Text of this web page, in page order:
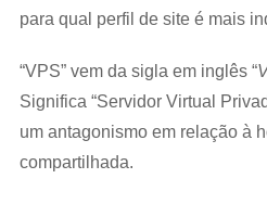
para qual perfil de site é mais
“VPS” vem da sigla em inglês “
Significa “Servidor Virtual
um antagonismo em relação à
compartilhada.